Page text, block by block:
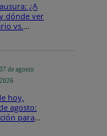
¿A
dónde ver
vs.
07 de agosto
2026
hoy,
agosto:
para